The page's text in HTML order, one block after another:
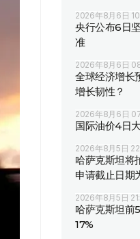
2026年8月6日
央行公布6日
准
2026年8月6日
全球经济增长
增长韧性？
2026年8月6日
国际油价4日
2026年8月5日
哈萨克斯坦将
申请截止日期
2026年8月5日
哈萨克斯坦前
17%